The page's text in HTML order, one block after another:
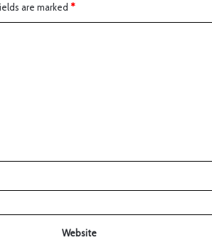
are marked *
Website